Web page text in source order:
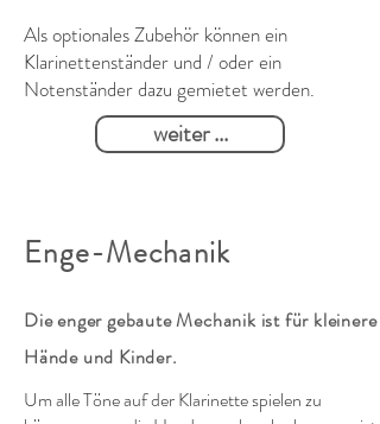
Als optionales Zubehör können ein
Klarinettenständer und / oder ein
Notenständer dazu gemietet werden.
weiter ...
Enge-Mechanik
Die enger gebaute Mechanik ist für kleinere
Hände und Kinder.
Um alle Töne auf der Klarinette spielen zu